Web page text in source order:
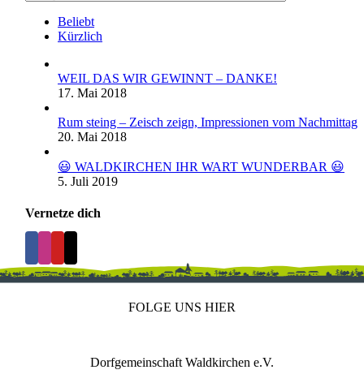
Beliebt
Kürzlich
WEIL DAS WIR GEWINNT – DANKE!
17. Mai 2018
Rum steing – Zeisch zeign, Impressionen vom Nachmittag
20. Mai 2018
😃 WALDKIRCHEN IHR WART WUNDERBAR 😃
5. Juli 2019
Vernetze dich
FOLGE UNS HIER
Dorfgemeinschaft Waldkirchen e.V.